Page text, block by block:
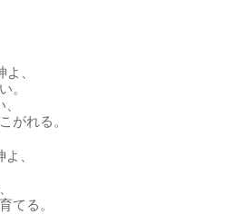
、
。
がれる。
、
てる。